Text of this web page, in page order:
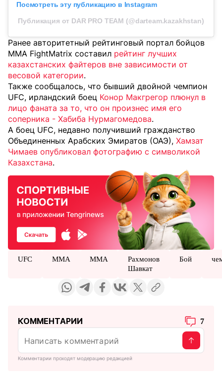
Посмотреть эту публикацию в Instagram
Публикация от DAR PRO TEAM (@darteam.kazakhstan)
Ранее авторитетный рейтинговый портал бойцов
MMA FightMatrix составил рейтинг лучших
казахстанских файтеров вне зависимости от
весовой категории.
Также сообщалось, что бывший двойной чемпион
UFC, ирландский боец Конор Макгрегор плюнул в
лицо фаната за то, что он произнес имя его
соперника - Хабиба Нурмагомедова.
А боец UFC, недавно получивший гражданство
Объединенных Арабских Эмиратов (ОАЭ), Хамзат
Чимаев опубликовал фотографию с символикой
Казахстана.
UFC MMA ММА
Рахмонов
Шавкат
Бой
КОММЕНТАРИИ 7
Комментарии проходят модерацию редакцией